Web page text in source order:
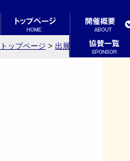
トップページ > 出展者検索結果一覧